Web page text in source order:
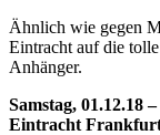
Ähnlich wie gegen
Eintracht auf die
Anhänger.
Samstag, 01.12.18
Eintracht